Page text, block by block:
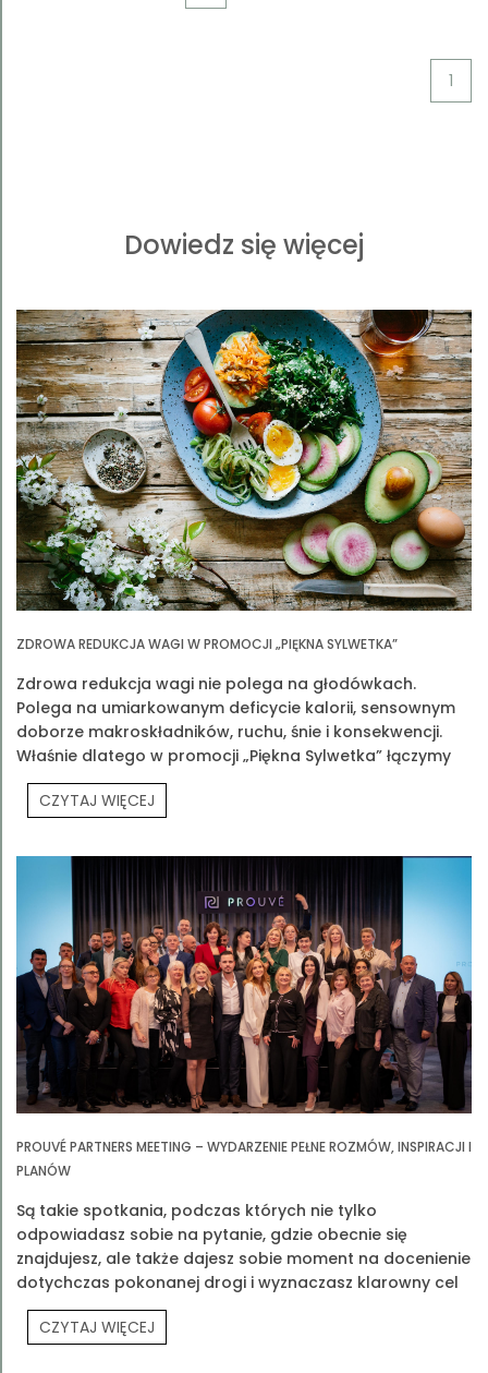
1
Dowiedz się więcej
ZDROWA REDUKCJA WAGI W PROMOCJI „PIĘKNA SYLWETKA”
Zdrowa redukcja wagi nie polega na głodówkach.
Polega na umiarkowanym deficycie kalorii, sensownym
doborze makroskładników, ruchu, śnie i konsekwencji.
Właśnie dlatego w promocji „Piękna Sylwetka” łączymy
edukację z praktyką
CZYTAJ WIĘCEJ
PROUVÉ PARTNERS MEETING – WYDARZENIE PEŁNE ROZMÓW, INSPIRACJI I
PLANÓW
Są takie spotkania, podczas których nie tylko
odpowiadasz sobie na pytanie, gdzie obecnie się
znajdujesz, ale także dajesz sobie moment na docenienie
dotychczas pokonanej drogi i wyznaczasz klarowny cel
na przyszłość. Jednym z takich spotkań było Prouvé
Partners Meeting.
CZYTAJ WIĘCEJ